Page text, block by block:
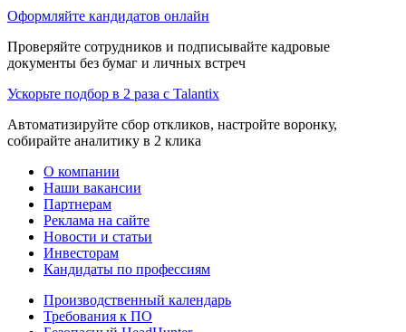
Оформляйте кандидатов онлайн
Проверяйте сотрудников и подписывайте кадровые
документы без бумаг и личных встреч
Ускорьте подбор в 2 раза с Talantix
Автоматизируйте сбор откликов, настройте воронку,
собирайте аналитику в 2 клика
О компании
Наши вакансии
Партнерам
Реклама на сайте
Новости и статьи
Инвесторам
Кандидаты по профессиям
Производственный календарь
Требования к ПО